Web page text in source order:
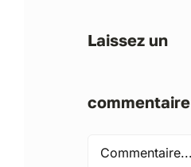
Laissez un
commentaire
Comment